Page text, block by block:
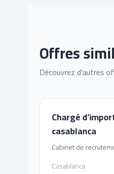
Offres
Découvrez d'autres
Chargé
casablanca
Cabinet de
Casablanca